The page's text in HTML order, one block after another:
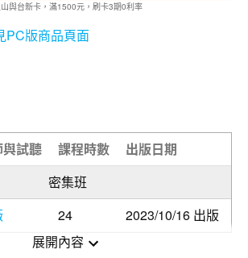
山與台新卡，滿1500元，刷卡3期0利率
PC版商品頁面
試聽 課程時數
出版日期
密集班
24 2023/10/16 出版
展開內容